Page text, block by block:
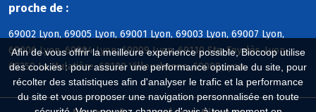
Afin de vous offrir la meilleure expérience possible, Biocoop utilise
des cookies : pour assurer une performance optimale du site, pour
récolter des statistiques afin d'analyser le trafic et la performance
du site et vous proposer une navigation personnalisée en toute
proche de :
69002 Lyon, 69005 Lyon, 69001 Lyon, 69003 Lyon, 69007 Lyon,
69006 Lyon, 69004 Lyon, 69009 Lyon, 69110 Ste-Foy-lès-Lyon,
69350 La Mulatière, 69100 Villeurbanne, 69008 Lyon